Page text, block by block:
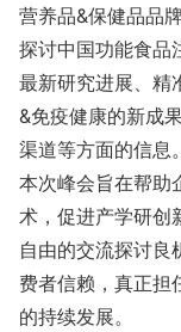
营养品&保健品品
探讨中国功能食品
最新研究进展、精
&免疫健康的新成
渠道等方面的信息。
本次峰会旨在帮助
术，促进产学研创
自由的交流探讨良
费者信赖，真正担
的持续发展。